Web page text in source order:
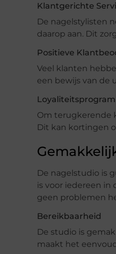
Klantgerichte
De nagelstylisten
daarop aan. Dit
Positieve
Veel klanten
een bewijs van de
Om terugkerende
Dit kan kortingen
De nagelstudio is
is voor iedereen
geen problemen
Bereikbaarheid
De studio is
maakt het